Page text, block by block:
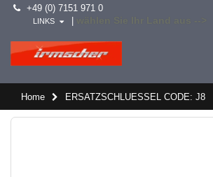
+49 (0) 7151 971 0
LINKS
Home ERSATZSCHLUESSEL CODE: J8